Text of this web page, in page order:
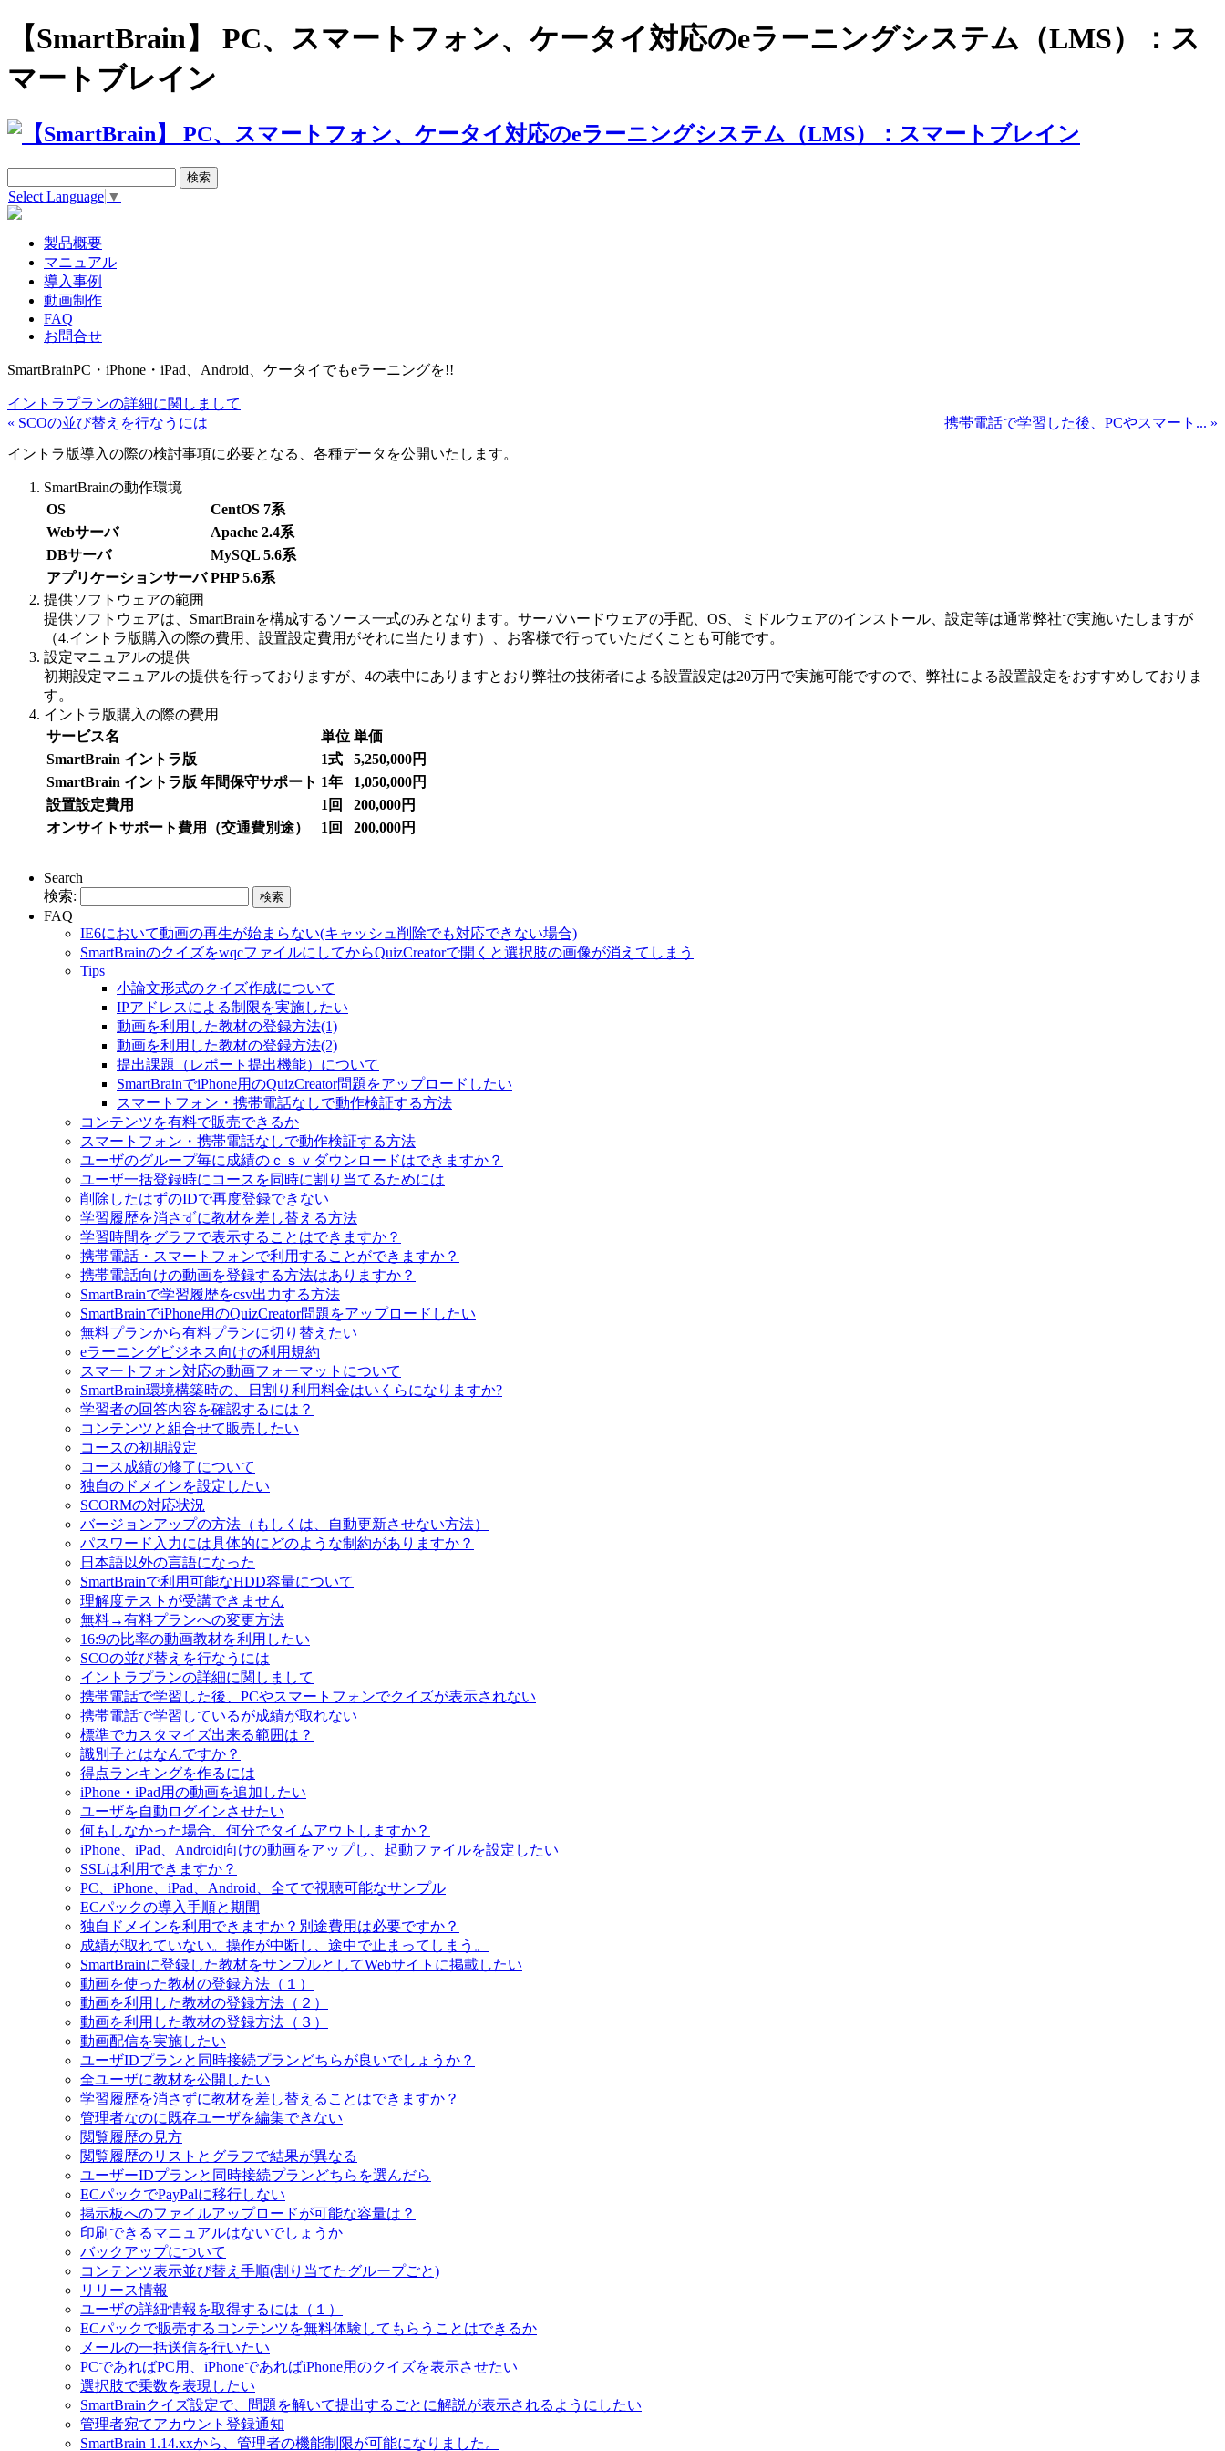
【SmartBrain】 PC、スマートフォン、ケータイ対応のeラーニングシステム（LMS）：ス
マートブレイン
Select Language ▼
製品概要
マニュアル
導入事例
動画制作
FAQ
お問合せ
SmartBrainPC・iPhone・iPad、Android、ケータイでもeラーニングを!!
イントラプランの詳細に関しまして
« SCOの並び替えを行なうには
携帯電話で学習した後、PCやスマート... »
イントラ版導入の際の検討事項に必要となる、各種データを公開いたします。
SmartBrainの動作環境
OS
CentOS 7系
Webサーバ
Apache 2.4系
DBサーバ
MySQL 5.6系
アプリケーションサーバ PHP 5.6系
提供ソフトウェアの範囲
提供ソフトウェアは、SmartBrainを構成するソース一式のみとなります。サーバハードウェアの手配、OS、ミドルウェアのインストール、設定等は通常弊社で実施いたしますが
（4.イントラ版購入の際の費用、設置設定費用がそれに当たります）、お客様で行っていただくことも可能です。
設定マニュアルの提供
初期設定マニュアルの提供を行っておりますが、4の表中にありますとおり弊社の技術者による設置設定は20万円で実施可能ですので、弊社による設置設定をおすすめしておりま
す。
イントラ版購入の際の費用
サービス名
単位 単価
SmartBrain イントラ版
1式
5,250,000円
SmartBrain イントラ版 年間保守サポート 1年
1,050,000円
設置設定費用
1回
200,000円
オンサイトサポート費用（交通費別途）
1回 200,000円
Search
検索:
FAQ
IE6において動画の再生が始まらない(キャッシュ削除でも対応できない場合)
SmartBrainのクイズをwqcファイルにしてからQuizCreatorで開くと選択肢の画像が消えてしまう
Tips
小論文形式のクイズ作成について
IPアドレスによる制限を実施したい
動画を利用した教材の登録方法(1)
動画を利用した教材の登録方法(2)
提出課題（レポート提出機能）について
SmartBrainでiPhone用のQuizCreator問題をアップロードしたい
スマートフォン・携帯電話なしで動作検証する方法
コンテンツを有料で販売できるか
スマートフォン・携帯電話なしで動作検証する方法
ユーザのグループ毎に成績のｃｓｖダウンロードはできますか？
ユーザ一括登録時にコースを同時に割り当てるためには
削除したはずのIDで再度登録できない
学習履歴を消さずに教材を差し替える方法
学習時間をグラフで表示することはできますか？
携帯電話・スマートフォンで利用することができますか？
携帯電話向けの動画を登録する方法はありますか？
SmartBrainで学習履歴をcsv出力する方法
SmartBrainでiPhone用のQuizCreator問題をアップロードしたい
無料プランから有料プランに切り替えたい
eラーニングビジネス向けの利用規約
スマートフォン対応の動画フォーマットについて
SmartBrain環境構築時の、日割り利用料金はいくらになりますか?
学習者の回答内容を確認するには？
コンテンツと組合せて販売したい
コースの初期設定
コース成績の修了について
独自のドメインを設定したい
SCORMの対応状況
バージョンアップの方法（もしくは、自動更新させない方法）
パスワード入力には具体的にどのような制約がありますか？
日本語以外の言語になった
SmartBrainで利用可能なHDD容量について
理解度テストが受講できません
無料→有料プランへの変更方法
16:9の比率の動画教材を利用したい
SCOの並び替えを行なうには
イントラプランの詳細に関しまして
携帯電話で学習した後、PCやスマートフォンでクイズが表示されない
携帯電話で学習しているが成績が取れない
標準でカスタマイズ出来る範囲は？
識別子とはなんですか？
得点ランキングを作るには
iPhone・iPad用の動画を追加したい
ユーザを自動ログインさせたい
何もしなかった場合、何分でタイムアウトしますか？
iPhone、iPad、Android向けの動画をアップし、起動ファイルを設定したい
SSLは利用できますか？
PC、iPhone、iPad、Android、全てで視聴可能なサンプル
ECパックの導入手順と期間
独自ドメインを利用できますか？別途費用は必要ですか？
成績が取れていない。操作が中断し、途中で止まってしまう。
SmartBrainに登録した教材をサンプルとしてWebサイトに掲載したい
動画を使った教材の登録方法（１）
動画を利用した教材の登録方法（２）
動画を利用した教材の登録方法（３）
動画配信を実施したい
ユーザIDプランと同時接続プランどちらが良いでしょうか？
全ユーザに教材を公開したい
学習履歴を消さずに教材を差し替えることはできますか？
管理者なのに既存ユーザを編集できない
閲覧履歴の見方
閲覧履歴のリストとグラフで結果が異なる
ユーザーIDプランと同時接続プランどちらを選んだら
ECパックでPayPalに移行しない
掲示板へのファイルアップロードが可能な容量は？
印刷できるマニュアルはないでしょうか
バックアップについて
コンテンツ表示並び替え手順(割り当てたグループごと)
リリース情報
ユーザの詳細情報を取得するには（１）
ECパックで販売するコンテンツを無料体験してもらうことはできるか
メールの一括送信を行いたい
PCであればPC用、iPhoneであればiPhone用のクイズを表示させたい
選択肢で乗数を表現したい
SmartBrainクイズ設定で、問題を解いて提出するごとに解説が表示されるようにしたい
管理者宛てアカウント登録通知
SmartBrain 1.14.xxから、管理者の機能制限が可能になりました。